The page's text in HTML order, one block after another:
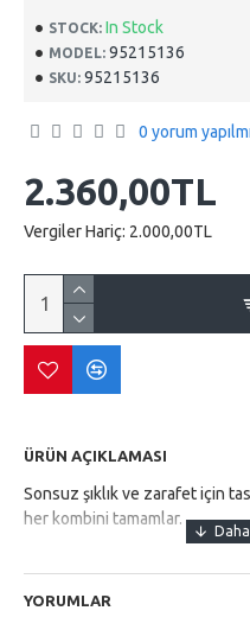
STOCK: In Stock
MODEL: 95215136
SKU: 95215136
0 yorum
2.360,00TL
Vergiler Hariç: 2.000,00TL
ÜRÜN AÇIKLAMASI
Sonsuz şıklık ve zarafet için
her kombini tamamlar.
YORUMLAR